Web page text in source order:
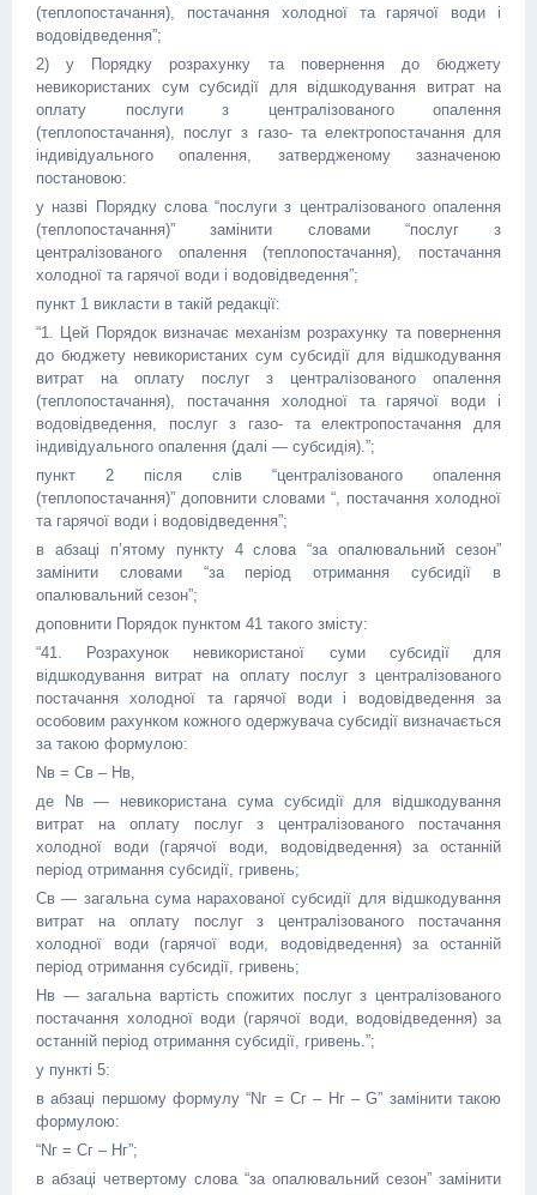
(теплопостачання), постачання холодної та гарячої води і
водовідведення”;
2) у Порядку розрахунку та повернення до бюджету
невикористаних сум субсидії для відшкодування витрат на
оплату послуги з централізованого опалення
(теплопостачання), послуг з газо- та електропостачання для
індивідуального опалення, затвердженому зазначеною
постановою:
у назві Порядку слова “послуги з централізованого опалення
(теплопостачання)” замінити словами “послуг з
централізованого опалення (теплопостачання), постачання
холодної та гарячої води і водовідведення”;
пункт 1 викласти в такій редакції:
“1. Цей Порядок визначає механізм розрахунку та повернення
до бюджету невикористаних сум субсидії для відшкодування
витрат на оплату послуг з централізованого опалення
(теплопостачання), постачання холодної та гарячої води і
водовідведення, послуг з газо- та електропостачання для
індивідуального опалення (далі — субсидія).”;
пункт 2 після слів “централізованого опалення
(теплопостачання)” доповнити словами “, постачання холодної
та гарячої води і водовідведення”;
в абзаці п’ятому пункту 4 слова “за опалювальний сезон”
замінити словами “за період отримання субсидії в
опалювальний сезон”;
доповнити Порядок пунктом 41 такого змісту:
“41. Розрахунок невикористаної суми субсидії для
відшкодування витрат на оплату послуг з централізованого
постачання холодної та гарячої води і водовідведення за
особовим рахунком кожного одержувача субсидії визначається
за такою формулою:
Nв = Cв – Hв,
де Nв — невикористана сума субсидії для відшкодування
витрат на оплату послуг з централізованого постачання
холодної води (гарячої води, водовідведення) за останній
період отримання субсидії, гривень;
Cв — загальна сума нарахованої субсидії для відшкодування
витрат на оплату послуг з централізованого постачання
холодної води (гарячої води, водовідведення) за останній
період отримання субсидії, гривень;
Hв — загальна вартість спожитих послуг з централізованого
постачання холодної води (гарячої води, водовідведення) за
останній період отримання субсидії, гривень.”;
у пункті 5:
в абзаці першому формулу “Nг = Cг – Hг – G” замінити такою
формулою:
“Nг = Cг – Hг”;
в абзаці четвертому слова “за опалювальний сезон” замінити